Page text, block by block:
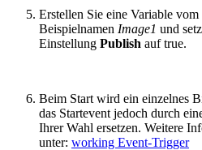
Erstellen Sie eine Variable
Beispielnamen Image1 und
Einstellung Publish auf true.
Beim Start wird ein einzelnes
das Startevent jedoch durch
Ihrer Wahl ersetzen. Weitere
unter: working Event-Trigger